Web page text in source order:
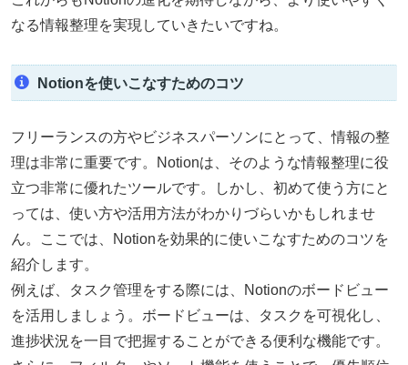
なる情報整理を実現していきたいですね。
Notionを使いこなすためのコツ
フリーランスの方やビジネスパーソンにとって、情報の整
理は非常に重要です。Notionは、そのような情報整理に役
立つ非常に優れたツールです。しかし、初めて使う方にと
っては、使い方や活用方法がわかりづらいかもしれませ
ん。ここでは、Notionを効果的に使いこなすためのコツを
紹介します。
例えば、タスク管理をする際には、Notionのボードビュー
を活用しましょう。ボードビューは、タスクを可視化し、
進捗状況を一目で把握することができる便利な機能です。